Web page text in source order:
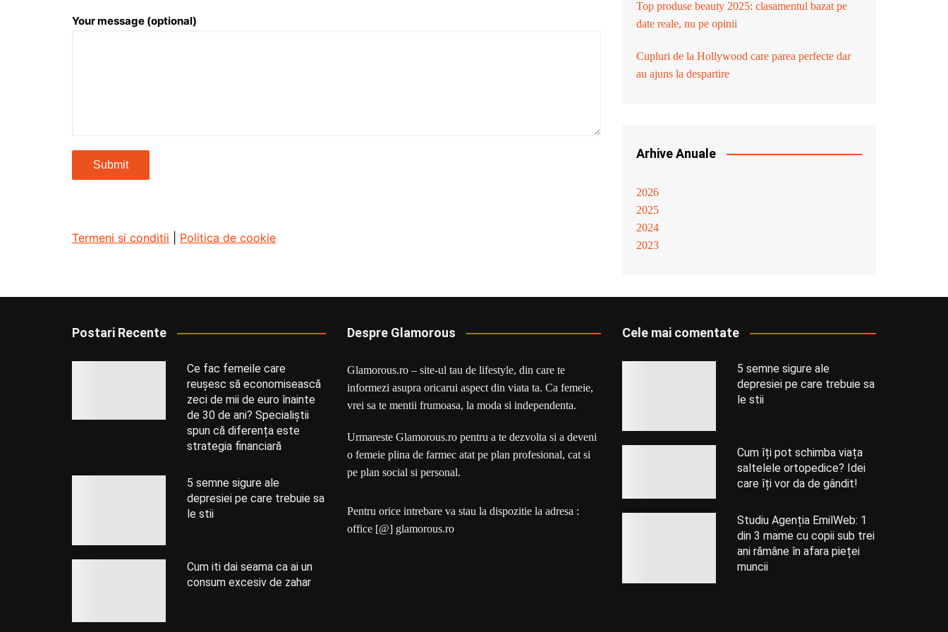
Your message (optional)
Termeni si conditii Politica de cookie
Top produse beauty 2025: clasamentul bazat pe
date reale, nu pe opinii
Cupluri de la Hollywood care parea perfecte dar
au ajuns la despartire
Arhive Anuale
2026
2025
2024
2023
Postari Recente
Ce fac femeile care
reușesc să economisească
zeci de mii de euro înainte
de 30 de ani? Specialiștii
spun că diferența este
strategia financiară
5 semne sigure ale
depresiei pe care trebuie sa
le stii
Cum iti dai seama ca ai un
consum excesiv de zahar
Despre Glamorous
Glamorous.ro – site-ul tau de lifestyle, din care te
informezi asupra oricarui aspect din viata ta. Ca femeie,
vrei sa te mentii frumoasa, la moda si independenta.
Urmareste Glamorous.ro pentru a te dezvolta si a deveni
o femeie plina de farmec atat pe plan profesional, cat si
pe plan social si personal.
Pentru orice intrebare va stau la dispozitie la adresa :
office [@] glamorous.ro
Cele mai comentate
5 semne sigure ale
depresiei pe care trebuie sa
le stii
Cum îți pot schimba viața
saltelele ortopedice? Idei
care îți vor da de gândit!
Studiu Agenția EmilWeb: 1
din 3 mame cu copii sub trei
ani rămâne în afara pieței
muncii